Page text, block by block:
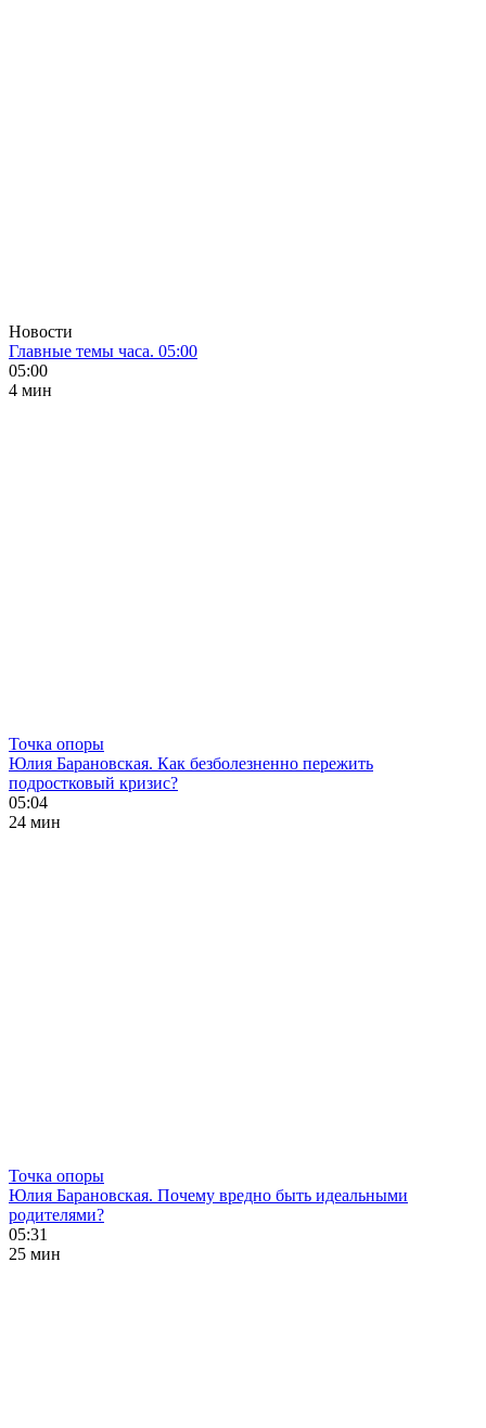
Новости
Главные темы часа. 05:00
05:00
4 мин
Точка опоры
Юлия Барановская. Как безболезненно пережить
подростковый кризис?
05:04
24 мин
Точка опоры
Юлия Барановская. Почему вредно быть идеальными
родителями?
05:31
25 мин